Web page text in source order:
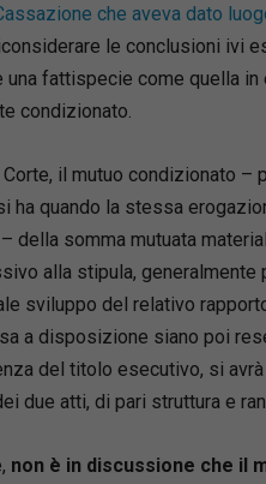
che aveva dato
le conclusioni ivi
una fattispecie come quella
condizionato.
il mutuo condizionato –
ha quando la stessa
della somma mutuata
alla stipula,
sviluppo del relativo
a disposizione siano poi
del titolo esecutivo, si
due atti, di pari struttura e
non è in discussione che il